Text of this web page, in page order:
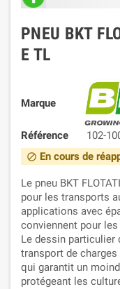
PNEU BKT
E TL
Marque
Référence 102-
block En cours de
Le pneu BKT
pour les transports
applications avec
conviennent pour
Le dessin particulier
transport de
qui garantit un
protégeant les